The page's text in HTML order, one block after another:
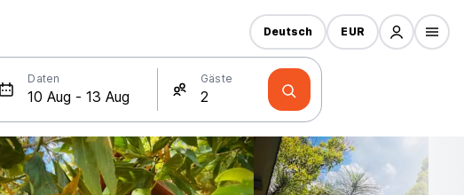
Daten Gäste
Deutsch EUR